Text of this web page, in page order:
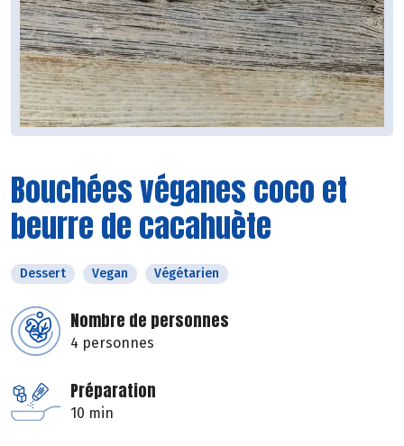
Bouchées véganes coco et
beurre de cacahuète
Dessert Vegan Végétarien
Nombre de personnes
4 personnes
Préparation
10 min